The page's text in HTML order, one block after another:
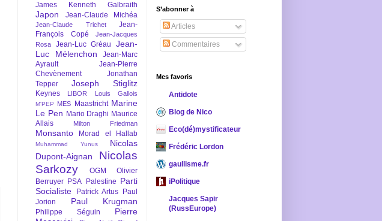
James Kenneth Galbraith
Japon Jean-Claude Michéa
Jean-Claude Trichet
Jean-
François Copé
Jean-Jacques
Rosa
Jean-Luc Gréau
Jean-
Luc Mélenchon
Jean-Marc
Ayrault
Jean-Pierre
Chevènement
Jonathan
Tepper
Joseph Stiglitz
Keynes LIBOR Louis Gallois
M'PEP MES Maastricht Marine
Le Pen Mario Draghi Maurice
Allais
Milton Friedman
Monsanto Morad el Hallab
Muhammad Yunus
Nicolas
Dupont-Aignan
Nicolas
Sarkozy
OGM
Olivier
Berruyer PSA Palestine Parti
Socialiste
Patrick Artus
Paul
Jorion
Paul Krugman
Philippe Séguin
Pierre
S’abonner à
Articles
Commentaires
Mes favoris
Antidote
Blog de Nico
Eco(dé)mystificateur
Frédéric Lordon
gaullisme.fr
iPolitique
Jacques Sapir
(RussEurope)